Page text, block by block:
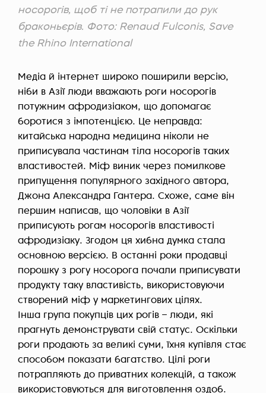
носорогів, щоб ті не потрапили до рук
браконьєрів. Фото: Renaud Fulconis, Save
the Rhino International
Медіа й інтернет широко поширили версію,
ніби в Азії люди вважають роги носорогів
потужним афродизіаком, що допомагає
боротися з імпотенцією. Це неправда:
китайська народна медицина ніколи не
приписувала частинам тіла носорогів таких
властивостей. Міф виник через помилкове
припущення популярного західного автора,
Джона Александра Гантера. Схоже, саме він
першим написав, що чоловіки в Азії
приписують рогам носорогів властивості
афродизіаку. Згодом ця хибна думка стала
основною версією. В останні роки продавці
порошку з рогу носорога почали приписувати
продукту таку властивість, використовуючи
створений міф у маркетингових цілях.
Інша група покупців цих рогів – люди, які
прагнуть демонструвати свій статус. Оскільки
роги продають за великі суми, їхня купівля стає
способом показати багатство. Цілі роги
потрапляють до приватних колекцій, а також
використовуються для виготовлення оздоб.